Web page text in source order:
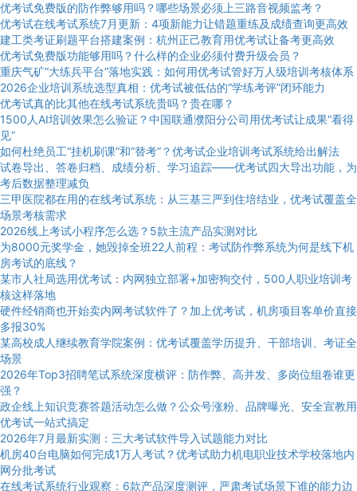
优考试免费版的防作弊够用吗？哪些场景必须上三路音视频监考？
优考试在线考试系统7月更新：4项新能力让错题重练及成绩查询更高效
建工类考证刷题平台搭建案例：杭州正己教育用优考试让备考更高效
优考试免费版功能够用吗？什么样的企业必须付费升级会员？
重庆气矿“大练兵平台”落地实践：如何用优考试管好万人级培训考核体系
2026企业培训系统选型真相：优考试被低估的“学练考评”闭环能力
优考试真的比其他在线考试系统贵吗？贵在哪？
1500人AI培训效果怎么验证？中国联通濮阳分公司用优考试让成果“看得
见”
如何杜绝员工“挂机刷课”和“替考”？优考试企业培训考试系统给出解法
试卷导出、答卷归档、成绩分析、学习追踪——优考试四大导出功能，为
考后数据整理减负
三甲医院都在用的在线考试系统：从三基三严到住培结业，优考试覆盖全
场景考核需求
2026线上考试小程序怎么选？5款主流产品实测对比
为8000元奖学金，她毁掉全班22人前程：考试防作弊系统为何是线下机
房考试的底线？
某市人社局选用优考试：内网独立部署+加密狗交付，500人职业培训考
核这样落地
硬件经销商也开始卖内网考试软件了？加上优考试，机房项目客单价直接
多报30%
某高校成人继续教育学院案例：优考试覆盖学历提升、干部培训、考证全
场景
2026年Top3招聘笔试系统深度横评：防作弊、高并发、多岗位组卷谁更
强？
政企线上知识竞赛答题活动怎么做？公众号涨粉、品牌曝光、安全宣教用
优考试一站式搞定
2026年7月最新实测：三大考试软件导入试题能力对比
机房40台电脑如何完成1万人考试？优考试助力机电职业技术学校落地内
网分批考试
在线考试系统行业观察：6款产品深度测评，严肃考试场景下谁的能力边